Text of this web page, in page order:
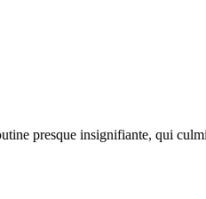
presque insignifiante, qui